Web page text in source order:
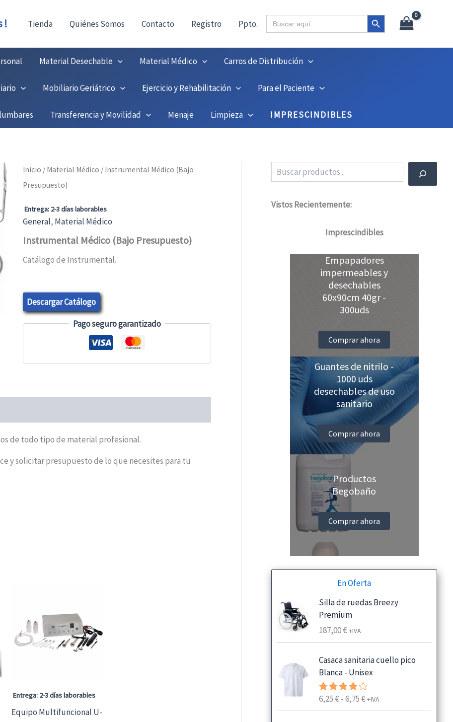
Tienda Quiénes Somos Contacto Registro Ppto.
Buscar: Botón de búsqueda
Material Desechable Material Médico Carros de Distribución
Mobiliario Geriátrico Ejercicio y Rehabilitación Para el Paciente
Transferencia y Movilidad Menaje Limpieza IMPRESCINDIBLES
Inicio / Material Médico / Instrumental Médico (Bajo
Presupuesto)
Entrega: 2-3 días laborables
General, Material Médico
Instrumental Médico (Bajo Presupuesto)
Catálogo de Instrumental.
Descargar Catálogo
Pago seguro garantizado
de todo tipo de material profesional.
y solicitar presupuesto de lo que necesites para tu
Entrega: 2-3 días laborables
Equipo Multifuncional U-
Vistos Recientemente:
Imprescindibles
Empapadores
impermeables y
desechables
60x90cm 40gr -
300uds
Comprar ahora
Guantes de nitrilo -
1000 uds
desechables de uso
sanitario
Comprar ahora
Productos
Begobaño
Comprar ahora
En Oferta
Silla de ruedas Breezy
Premium
187,00€+IVA
Casaca sanitaria cuello pico
Blanca - Unisex
Valorado
6,25€-6,75€R
a
+IVA